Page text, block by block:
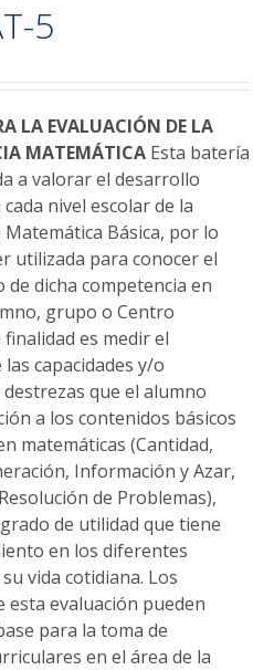
5
LA EVALUACIÓN DE LA
MATEMÁTICAEsta batería
a valorar el desarrollo
nivel escolar de la
Básica, por lo
utilizada para conocer el
de dicha competencia en
grupo o Centro
finalidad es medir el
capacidades y/o
que el alumno
a los contenidos básicos
matemáticas (Cantidad,
Información y Azar,
de Problemas),
de utilidad que tiene
en los diferentes
vida cotidiana. Los
esta evaluación pueden
para la toma de
en el área de la